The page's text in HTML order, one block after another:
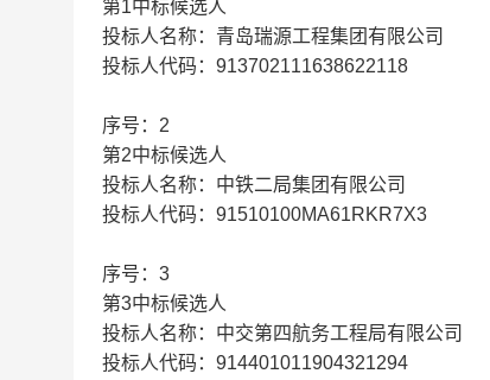
第1中标候选人
投标人名称：青岛瑞源工程集团有限公司
投标人代码：913702111638622118
序号：2
第2中标候选人
投标人名称：中铁二局集团有限公司
投标人代码：91510100MA61RKR7X3
序号：3
第3中标候选人
投标人名称：中交第四航务工程局有限公司
投标人代码：914401011904321294